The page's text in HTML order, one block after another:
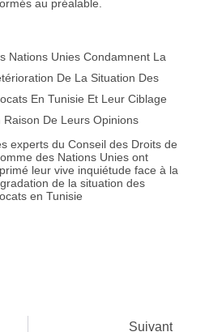
au préalable.
Nations Unies Condamnent La
De La Situation Des
En Tunisie Et Leur Ciblage
Raison De Leurs Opinions
experts du Conseil des Droits de
des Nations Unies ont
leur vive inquiétude face à la
de la situation des
en Tunisie
Suivant